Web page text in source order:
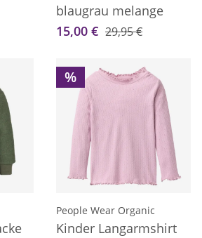
blaugrau melange
15,00 € 29,95 €
%
People Wear Organic
Kinder Langarmshirt